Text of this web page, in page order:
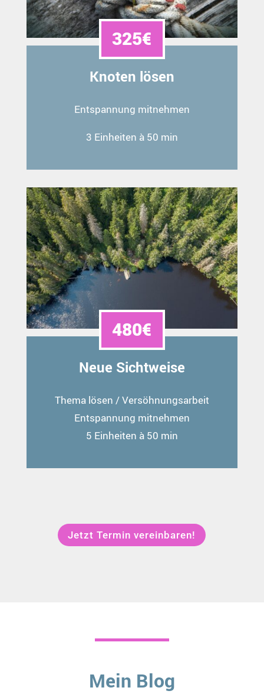
325€
Knoten lösen
Entspannung mitnehmen
3 Einheiten à 50 min
480€
Neue Sichtweise
Thema lösen / Versöhnungsarbeit
Entspannung mitnehmen
5 Einheiten à 50 min
Jetzt Termin vereinbaren!
Mein Blog